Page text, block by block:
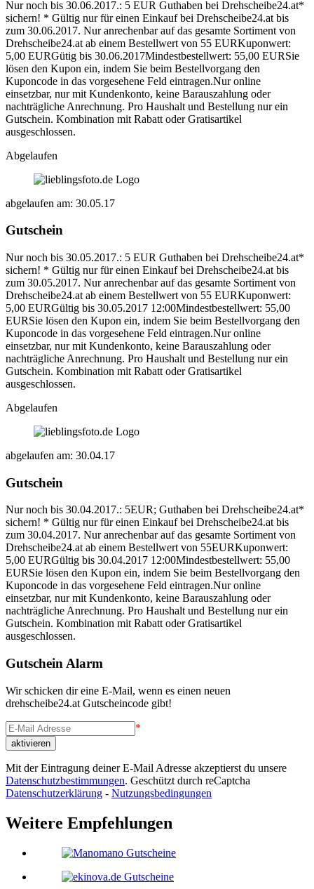
Nur noch bis 30.06.2017.: 5 EUR Guthaben bei Drehscheibe24.at*
sichern! * Gültig nur für einen Einkauf bei Drehscheibe24.at bis
zum 30.06.2017. Nur anrechenbar auf das gesamte Sortiment von
Drehscheibe24.at ab einem Bestellwert von 55 EURKuponwert:
5,00 EURGütig bis 30.06.2017Mindestbestellwert: 55,00 EURSie
lösen den Kupon ein, indem Sie beim Bestellvorgang den
Kuponcode in das vorgesehene Feld eintragen.Nur online
einsetzbar, nur mit Kundenkonto, keine Barauszahlung oder
nachträgliche Anrechnung. Pro Haushalt und Bestellung nur ein
Gutschein. Kombination mit Rabatt oder Gratisartikel
ausgeschlossen.
Abgelaufen
abgelaufen am: 30.05.17
Gutschein
Nur noch bis 30.05.2017.: 5 EUR Guthaben bei Drehscheibe24.at*
sichern! * Gültig nur für einen Einkauf bei Drehscheibe24.at bis
zum 30.05.2017. Nur anrechenbar auf das gesamte Sortiment von
Drehscheibe24.at ab einem Bestellwert von 55 EURKuponwert:
5,00 EURGültig bis 30.05.2017 12:00Mindestbestellwert: 55,00
EURSie lösen den Kupon ein, indem Sie beim Bestellvorgang den
Kuponcode in das vorgesehene Feld eintragen.Nur online
einsetzbar, nur mit Kundenkonto, keine Barauszahlung oder
nachträgliche Anrechnung. Pro Haushalt und Bestellung nur ein
Gutschein. Kombination mit Rabatt oder Gratisartikel
ausgeschlossen.
Abgelaufen
abgelaufen am: 30.04.17
Gutschein
Nur noch bis 30.04.2017.: 5EUR; Guthaben bei Drehscheibe24.at*
sichern! * Gültig nur für einen Einkauf bei Drehscheibe24.at bis
zum 30.04.2017. Nur anrechenbar auf das gesamte Sortiment von
Drehscheibe24.at ab einem Bestellwert von 55EURKuponwert:
5,00 EURGültig bis 30.04.2017 12:00Mindestbestellwert: 55,00
EURSie lösen den Kupon ein, indem Sie beim Bestellvorgang den
Kuponcode in das vorgesehene Feld eintragen.Nur online
einsetzbar, nur mit Kundenkonto, keine Barauszahlung oder
nachträgliche Anrechnung. Pro Haushalt und Bestellung nur ein
Gutschein. Kombination mit Rabatt oder Gratisartikel
ausgeschlossen.
Gutschein Alarm
Wir schicken dir eine E-Mail, wenn es einen neuen
drehscheibe24.at Gutscheincode gibt!
*
Mit der Eintragung deiner E-Mail Adresse akzeptierst du unsere
Datenschutzbestimmungen. Geschützt durch reCaptcha
Datenschutzerklärung - Nutzungsbedingungen
Weitere Empfehlungen